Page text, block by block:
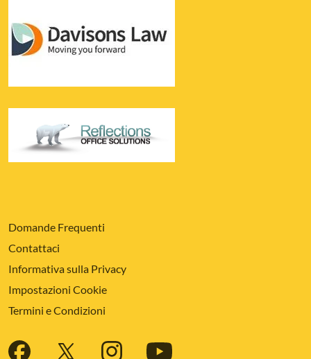
Domande Frequenti
Contattaci
Informativa sulla Privacy
Impostazioni Cookie
Termini e Condizioni